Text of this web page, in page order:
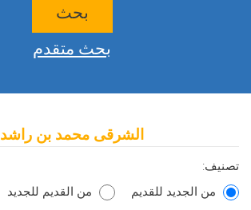
بحث
بحث متقدم
الشرقى محمد بن راشد
تصنيف:
من الجديد للقديم
من القديم للجديد